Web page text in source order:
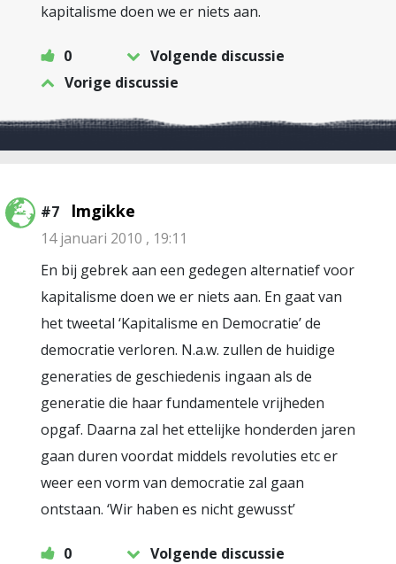
kapitalisme doen we er niets aan.
0
Volgende discussie
Vorige discussie
#7 lmgikke
14 januari 2010 , 19:11
En bij gebrek aan een gedegen alternatief voor
kapitalisme doen we er niets aan. En gaat van
het tweetal ‘Kapitalisme en Democratie’ de
democratie verloren. N.a.w. zullen de huidige
generaties de geschiedenis ingaan als de
generatie die haar fundamentele vrijheden
opgaf. Daarna zal het ettelijke honderden jaren
gaan duren voordat middels revoluties etc er
weer een vorm van democratie zal gaan
ontstaan. ‘Wir haben es nicht gewusst’
0
Volgende discussie